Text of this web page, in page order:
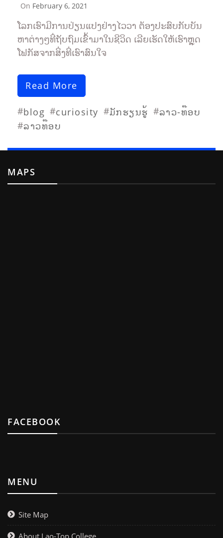
By
Sompasong
Vongthavone
On February 6, 2021
ໂລກເຮົາມີການປ່ຽນແປງຢ່າງໄວວາ ຕ້ອງປະສົບກັບບັນ
ຫາຕ່າງໆທີ່ຖັບຖົມເຂົ້າມາໃນຊີວິດ ເລີຍເຮັດໃຫ້ເຮົາຫຼຸດ
ໂຟກັສຈາກສິ່ງທີ່ເຮົາສົນໃຈ
Read More
#blog #curiosity #ມັກຮຽນຮູ້ #ລາວ-ທ໊ອບ
#ລາວທ໊ອບ
MAPS
FACEBOOK
MENU
Site Map